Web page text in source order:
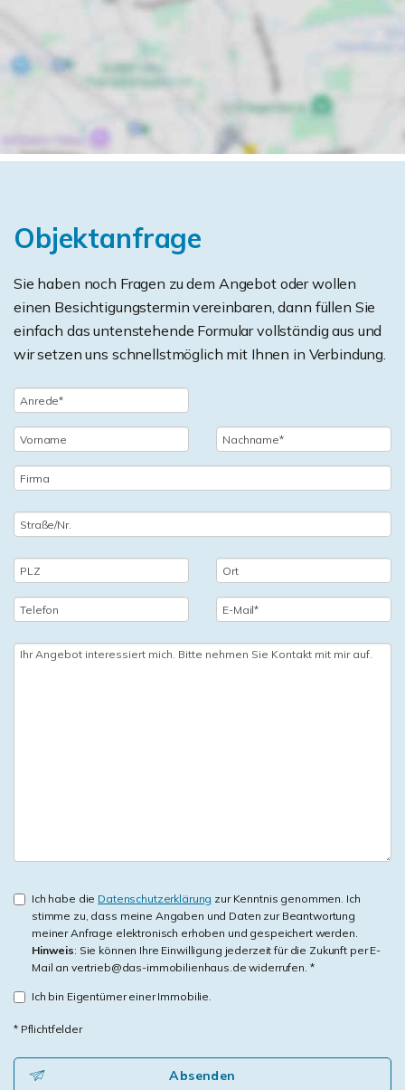
Objektanfrage
Sie haben noch Fragen zu dem Angebot oder wollen
einen Besichtigungstermin vereinbaren, dann füllen Sie
einfach das untenstehende Formular vollständig aus und
wir setzen uns schnellstmöglich mit Ihnen in Verbindung.
Ich habe die Datenschutzerklärung zur Kenntnis genommen. Ich
stimme zu, dass meine Angaben und Daten zur Beantwortung
meiner Anfrage elektronisch erhoben und gespeichert werden.
Hinweis: Sie können Ihre Einwilligung jederzeit für die Zukunft per E-
Mail an vertrieb@das-immobilienhaus.de widerrufen. *
Ich bin Eigentümer einer Immobilie.
* Pflichtfelder
Absenden